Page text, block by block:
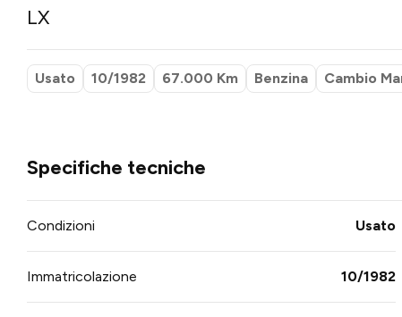
LX
Usato 10/1982 67.000 Km Benzina Cambio
Specifiche tecniche
Condizioni Usato
Immatricolazione 10/1982